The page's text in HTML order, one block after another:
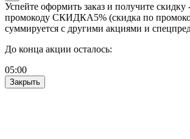
Успейте оформить заказ и получите скидку
промокоду СКИДКА5% (скидка по
суммируется с другими акциями и
До конца акции осталось:
05:00
Закрыть